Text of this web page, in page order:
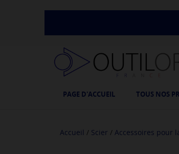
PAGE D'ACCUEIL TOUS NOS
Accueil Scier Accessoires pour